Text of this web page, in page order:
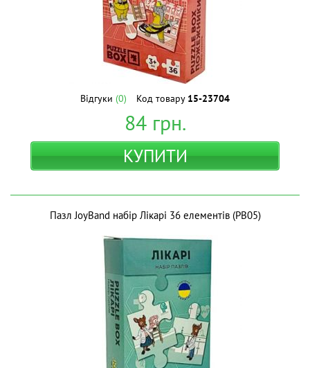
Відгуки (0) Код товару 15-23704
84грн.
КУПИТИ
Пазл JoyBand набір Лікарі 36 елементів (PB05)